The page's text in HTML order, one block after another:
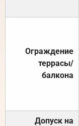
Ограждение
террасы/
балкона
Допуск на